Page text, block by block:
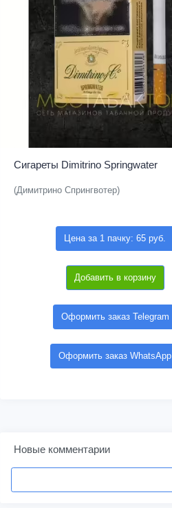
Сигареты Dimitrino Springwater
(Димитрино Спрингвотер)
Цена за 1 пачку: 65 руб.
Добавить в корзину
Оформить заказ Telegram
Оформить заказ WhatsApp
Новые комментарии